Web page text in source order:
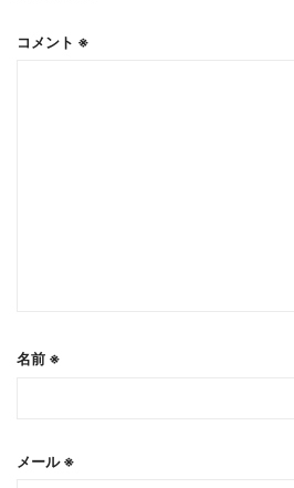
コメント ※
名前 ※
メール※